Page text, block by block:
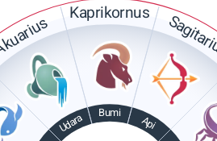
Kaprikornus
Api
Bumi
Udara